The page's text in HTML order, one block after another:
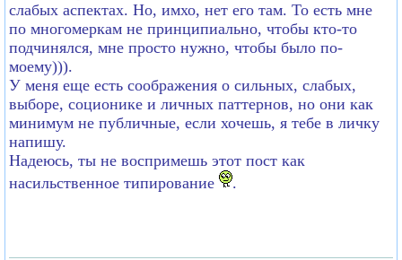
слабых аспектах. Но, имхо, нет его там. То есть мне
по многомеркам не принципиально, чтобы кто-то
подчинялся, мне просто нужно, чтобы было по-
моему))).
У меня еще есть соображения о сильных, слабых,
выборе, соционике и личных паттернов, но они как
минимум не публичные, если хочешь, я тебе в личку
напишу.
Надеюсь, ты не воспримешь этот пост как
насильственное типирование
.